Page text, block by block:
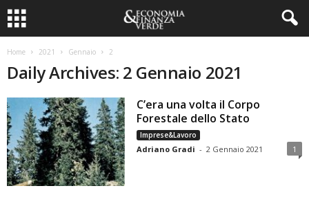
Home 2021 Gennaio 2
Daily Archives: 2 Gennaio 2021
C’era una volta il Corpo
Forestale dello Stato
Imprese&Lavoro
Adriano Gradi - 2 Gennaio 2021 1